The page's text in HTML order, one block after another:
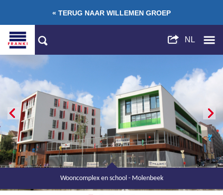
« TERUG NAAR WILLEMEN GROEP
Wooncomplex en school - Molenbeek
Veridis - Oudergem
R9 - Charleroi
Kantoren L'Alliance - Eigenbrakel
RVT Les Loriers - Hannuit